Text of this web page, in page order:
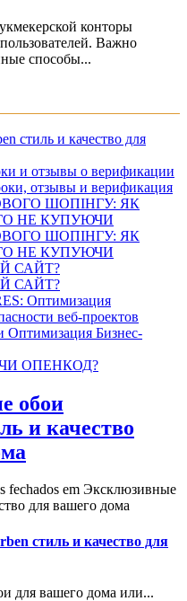
конторы
Важно
способы...
стиль и качество для
и отзывы о верификации
отзывы и верификация
ШОПІНГУ: ЯК
НЕ КУПУЮЧИ
ШОПІНГУ: ЯК
НЕ КУПУЮЧИ
САЙТ?
САЙТ?
Оптимизация
веб-проектов
Оптимизация Бизнес-
ОПЕНКОД?
обои
и качество
fechados em Эксклюзивные
для вашего дома
стиль и качество для
для вашего дома или...